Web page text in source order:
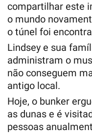
compartilhar este
o mundo
o túnel foi
Lindsey e sua
administram o
não conseguem
antigo local.
Hoje, o bunker
as dunas e é
pessoas